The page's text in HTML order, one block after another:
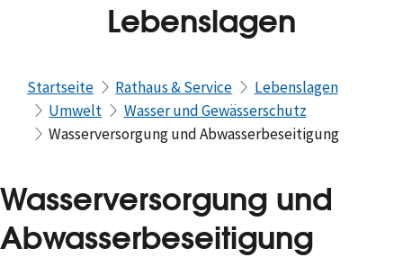
Lebenslagen
Startseite Rathaus & Service
Lebenslagen
Umwelt
Wasser und Gewässerschutz
Wasserversorgung und Abwasserbeseitigung
Wasserversorgung und
Abwasserbeseitigung